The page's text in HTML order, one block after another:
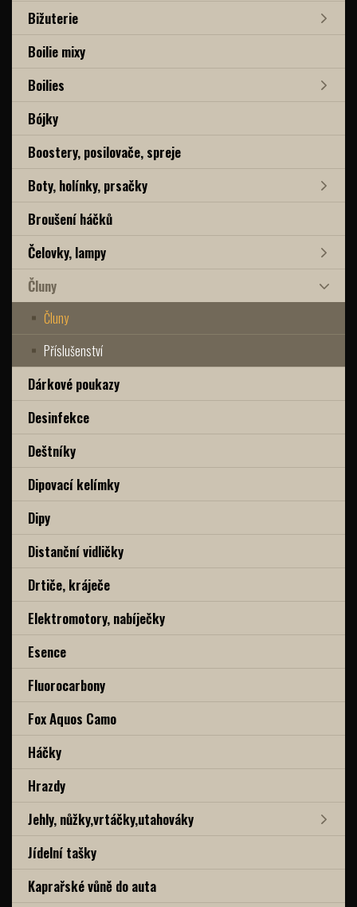
Bižuterie
Boilie mixy
Boilies
Bójky
Boostery, posilovače, spreje
Boty, holínky, prsačky
Broušení háčků
Čelovky, lampy
Čluny
Čluny
Příslušenství
Dárkové poukazy
Desinfekce
Deštníky
Dipovací kelímky
Dipy
Distanční vidličky
Drtiče, kráječe
Elektromotory, nabíječky
Esence
Fluorocarbony
Fox Aquos Camo
Háčky
Hrazdy
Jehly, nůžky,vrtáčky,utahováky
Jídelní tašky
Kaprařské vůně do auta